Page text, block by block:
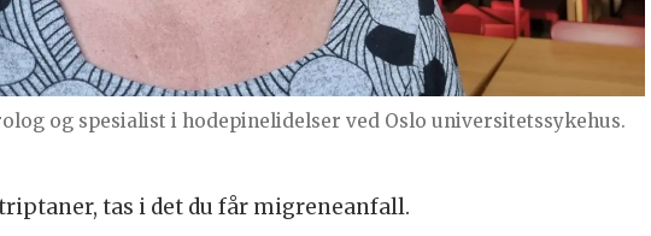
og spesialist i hodepinelidelser ved Oslo universitetssykehus.
tas i det du får migreneanfall.